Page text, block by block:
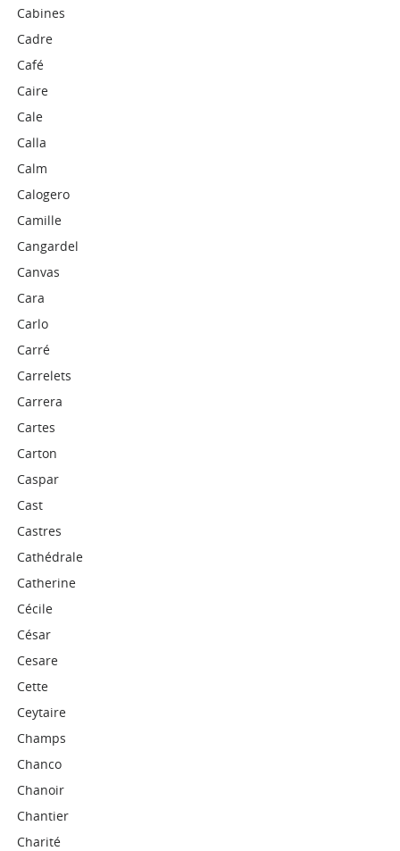
Cabines
Cadre
Café
Caire
Cale
Calla
Calm
Calogero
Camille
Cangardel
Canvas
Cara
Carlo
Carré
Carrelets
Carrera
Cartes
Carton
Caspar
Cast
Castres
Cathédrale
Catherine
Cécile
César
Cesare
Cette
Ceytaire
Champs
Chanco
Chanoir
Chantier
Charité